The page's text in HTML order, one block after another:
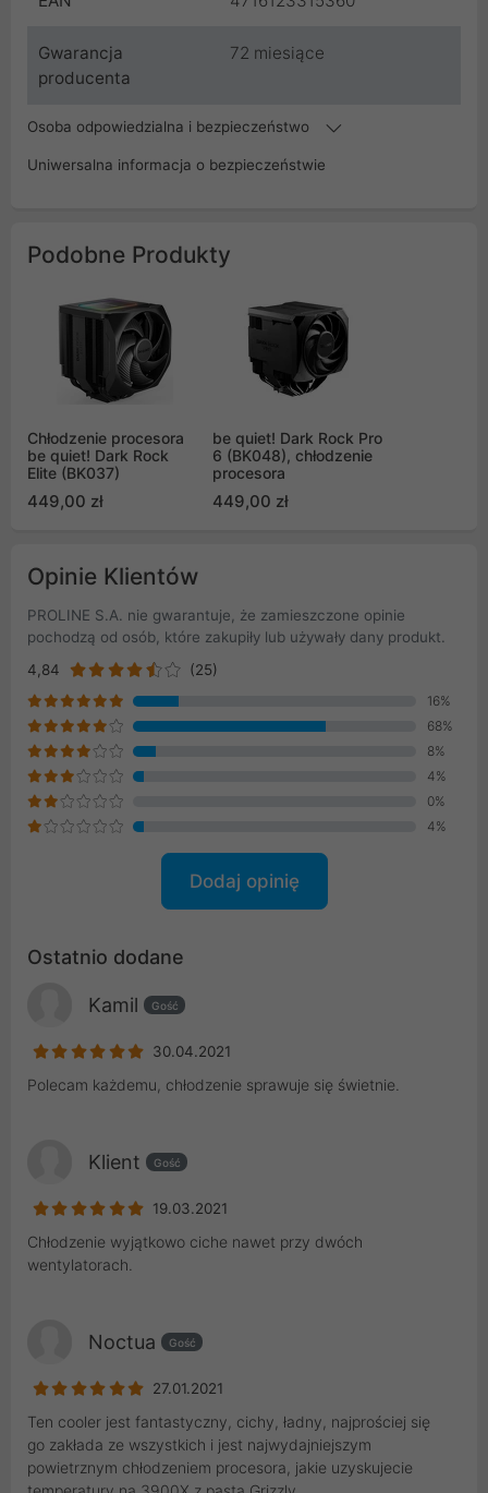
Gwarancja
producenta
72 miesiące
Osoba odpowiedzialna i bezpieczeństwo
Uniwersalna informacja o bezpieczeństwie
Podobne Produkty
Chłodzenie procesora
be quiet! Dark Rock
Elite (BK037)
449,00 zł
be quiet! Dark Rock Pro
6 (BK048), chłodzenie
procesora
449,00 zł
Opinie Klientów
PROLINE S.A. nie gwarantuje, że zamieszczone opinie
pochodzą od osób, które zakupiły lub używały dany produkt.
4,84
(25)
16%
68%
8%
4%
0%
4%
Dodaj opinię
Ostatnio dodane
Kamil Gość
30.04.2021
Polecam każdemu, chłodzenie sprawuje się świetnie.
Klient Gość
19.03.2021
Chłodzenie wyjątkowo ciche nawet przy dwóch
wentylatorach.
Noctua Gość
27.01.2021
Ten cooler jest fantastyczny, cichy, ładny, najprościej się
go zakłada ze wszystkich i jest najwydajniejszym
powietrznym chłodzeniem procesora, jakie uzyskujecie